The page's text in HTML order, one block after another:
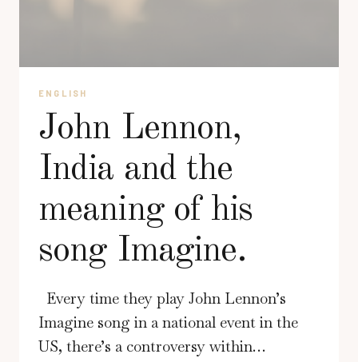
ENGLISH
John Lennon,
India and the
meaning of his
song Imagine.
Every time they play John Lennon’s
Imagine song in a national event in the
US, there’s a controversy within…